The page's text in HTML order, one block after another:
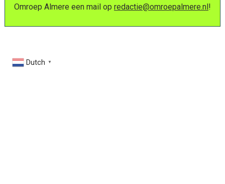
Omroep Almere een mail op redactie@omroepalmere.nl!
Dutch ▼